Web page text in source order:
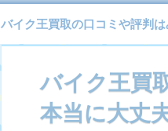
バイク王買取の口コミや評判
バイク王買
本当に大丈